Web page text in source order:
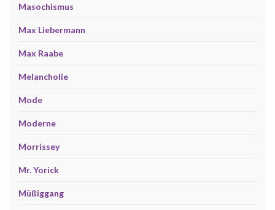
Masochismus
Max Liebermann
Max Raabe
Melancholie
Mode
Moderne
Morrissey
Mr. Yorick
Müßiggang